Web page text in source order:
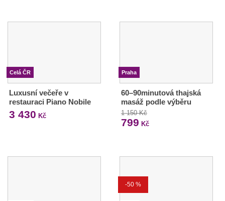
Celá ČR
Luxusní večeře v
restauraci Piano Nobile
3 430 Kč
Praha
60–90minutová thajská
masáž podle výběru
1 150 Kč
799 Kč
-50 %